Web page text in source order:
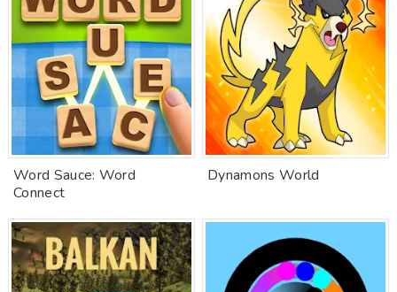
Word Sauce: Word
Connect
Dynamons World